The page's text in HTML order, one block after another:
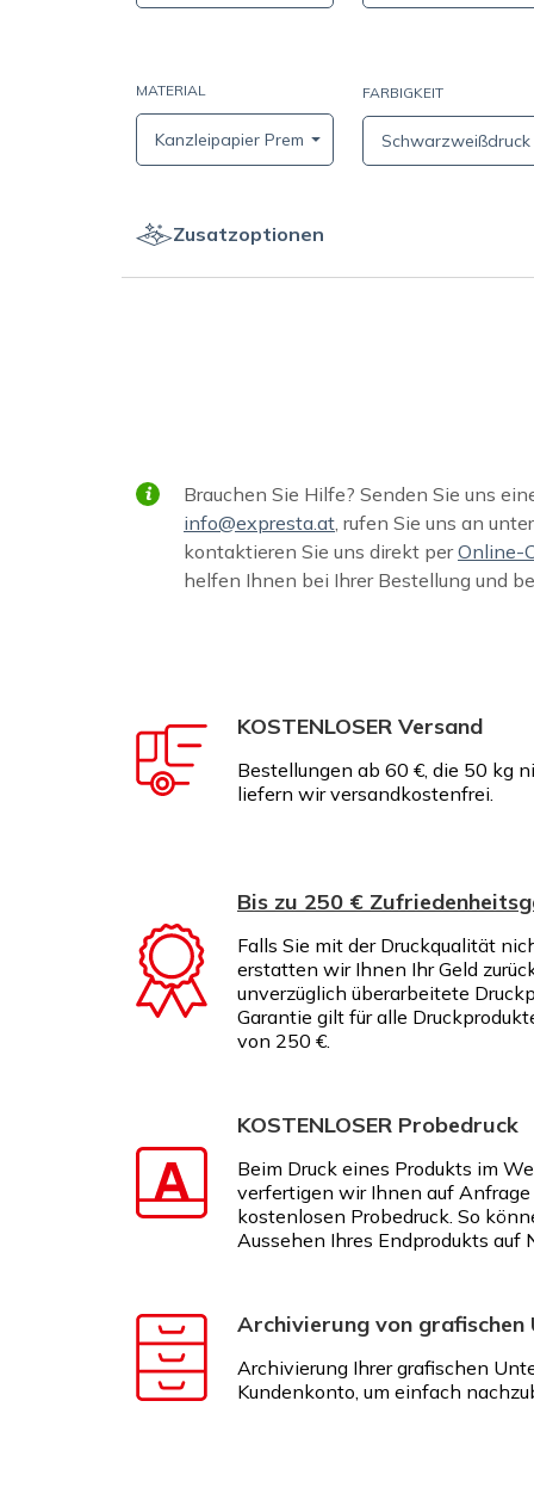
MATERIAL
Kanzleipapier Premium mit FSC® (0,1 mm / 80
FARBIGKEIT
Schwarzweißdruck
Zusatzoptionen
Brauchen Sie Hilfe? Senden Sie uns
info@expresta.at, rufen Sie uns an unter
kontaktieren Sie uns direkt perOnline-
helfen Ihnen bei Ihrer Bestellung und
KOSTENLOSER Versand
Bestellungen ab 60 €, die 50 kg
liefern wir versandkostenfrei.
Bis zu 250 €
Falls Sie mit der Druckqualität
erstatten wir Ihnen Ihr Geld
unverzüglich überarbeitete
Garantie gilt für alle
von 250 €.
KOSTENLOSER Probedruck
Beim Druck eines Produkts im
verfertigen wir Ihnen auf Anfrage
kostenlosen Probedruck. So
Aussehen Ihres Endprodukts auf
Archivierung von grafischen
Archivierung Ihrer grafischen
Kundenkonto, um einfach